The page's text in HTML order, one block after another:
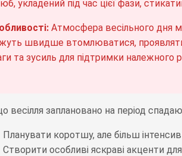
укладений під час цієї фази,
Атмосфера весільного дня
швидше втомлюватися, проявляти
та зусиль для підтримки належного
весілля заплановано на період
Планувати коротшу, але більш
Створити особливі яскраві акценти